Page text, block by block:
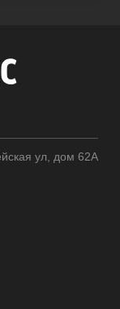
ул, дом 62А